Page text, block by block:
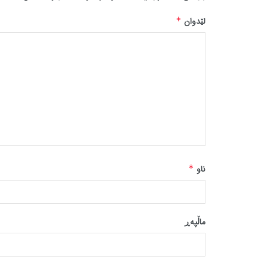
لێدوان *
ناو *
ماڵپه‌ڕ